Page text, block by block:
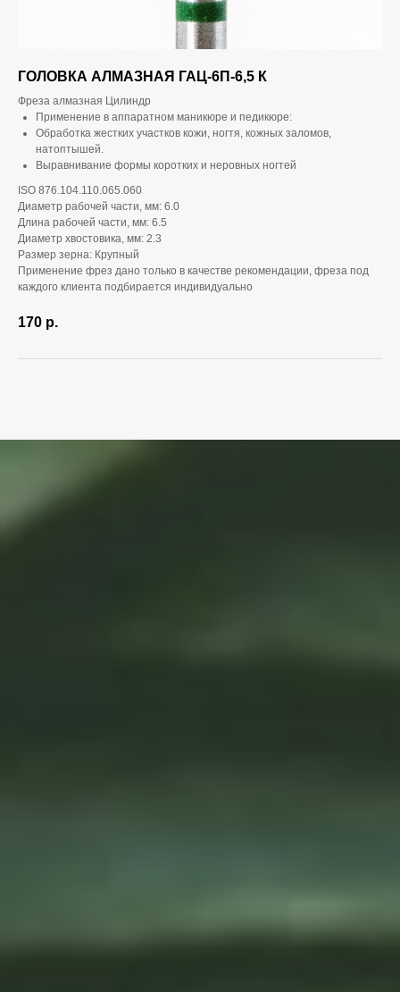
ГОЛОВКА АЛМАЗНАЯ ГАЦ-6П-6,5 К
Фреза алмазная Цилиндр
Применение в аппаратном маникюре и педикюре:
Обработка жестких участков кожи, ногтя, кожных заломов,
натоптышей.
Выравнивание формы коротких и неровных ногтей
ISO 876.104.110.065.060
Диаметр рабочей части, мм: 6.0
Длина рабочей части, мм: 6.5
Диаметр хвостовика, мм: 2.3
Размер зерна: Крупный
Применение фрез дано только в качестве рекомендации, фреза под
каждого клиента подбирается индивидуально
170 р.